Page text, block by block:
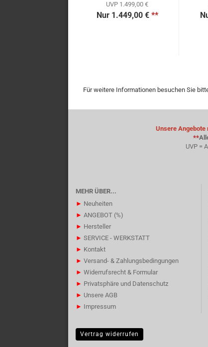
UVP 1.499,00 €
Nur 1.449,00 €**
Für weitere Informationen besuchen Sie
Unsere Angebote
**
UVP =
MEHR ÜBER...
► Neuheiten
► ANGEBOT (%)
► Hersteller
► SERVICE - WERKSTATT
► Kontakt
► Versand- & Zahlungsbedingungen
► Widerrufsrecht & Formular
► Privatsphäre und Datenschutz
► Unsere AGB
► Impressum
Vertrag widerrufen